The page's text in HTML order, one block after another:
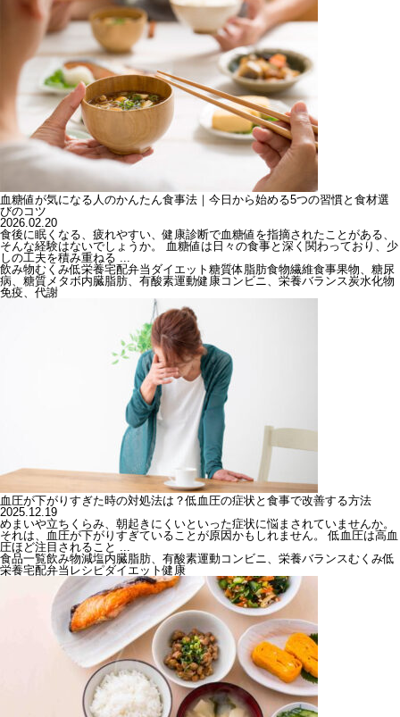
血糖値が気になる人のかんたん食事法｜今日から始める5つの習慣と食材選
びのコツ
2026.02.20
食後に眠くなる、疲れやすい、健康診断で血糖値を指摘されたことがある、
そんな経験はないでしょうか。 血糖値は日々の食事と深く関わっており、少
しの工夫を積み重ねる ...
飲み物むくみ低栄養宅配弁当 ダイエット 糖質体脂肪食物繊維食事果物、糖尿
病、糖質メタボ内臓脂肪、有酸素運動健康コンビニ、栄養バランス炭水化物
免疫、代謝
血圧が下がりすぎた時の対処法は？低血圧の症状と食事で改善する方法
2025.12.19
めまいや立ちくらみ、朝起きにくいといった症状に悩まされていませんか。
それは、血圧が下がりすぎていることが原因かもしれません。 低血圧は高血
圧ほど注目されること ...
食品一覧飲み物減塩内臓脂肪、有酸素運動コンビニ、栄養バランスむくみ低
栄養宅配弁当 レシピダイエット健康